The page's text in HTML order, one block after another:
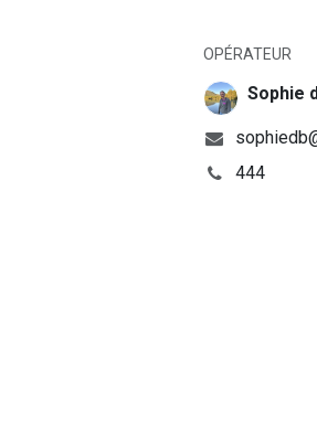
OPÉRATEUR
Sophie
444